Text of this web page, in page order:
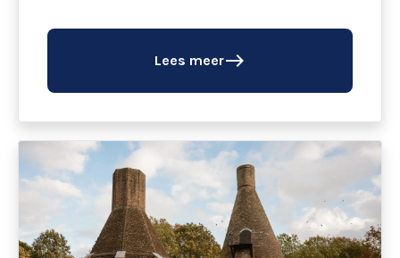
Lees meereast